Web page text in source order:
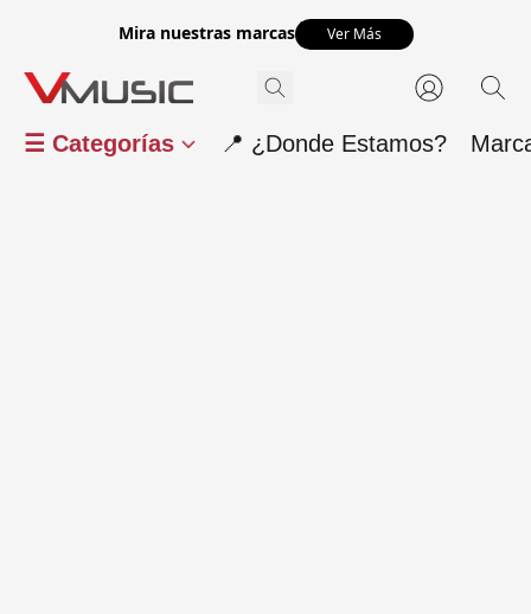
Mira nuestras marcas Ver Más
☰ Categorías 📍 ¿Donde Estamos?